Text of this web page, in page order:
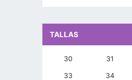
TALLAS
30 31
33 34